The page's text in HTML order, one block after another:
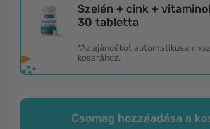
Szelén + cink +
30 tabletta
*Az ajándékot automatikusan
kosarához.
Csomag hozzáadása a